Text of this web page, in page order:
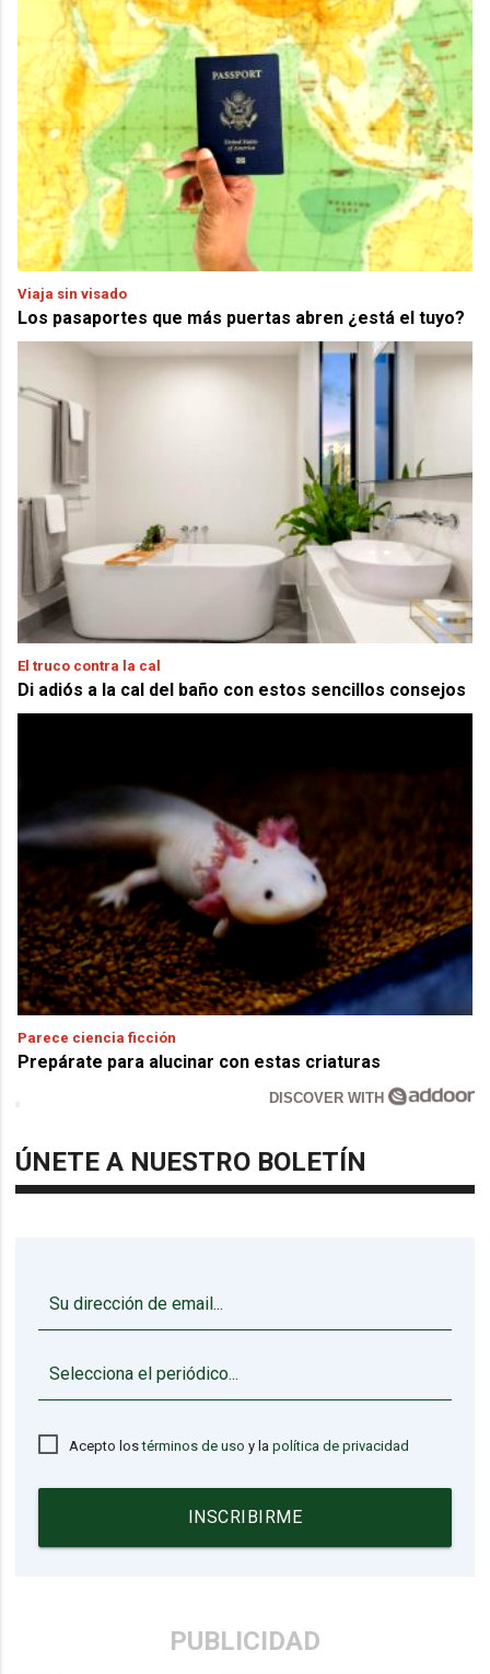
Viaja sin visado
Los pasaportes que más puertas abren ¿está el tuyo?
El truco contra la cal
Di adiós a la cal del baño con estos sencillos consejos
Parece ciencia ficción
Prepárate para alucinar con estas criaturas
DISCOVER WITH
ÚNETE A NUESTRO BOLETÍN
Acepto lostérminos de uso y lapolítica de privacidad
INSCRIBIRME
PUBLICIDAD